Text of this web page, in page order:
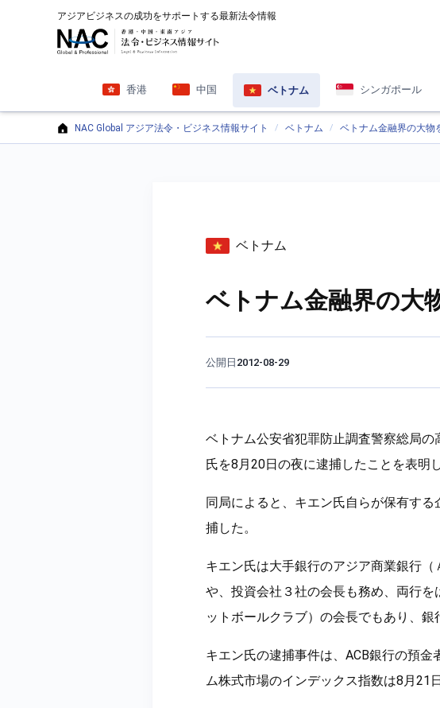
アジアビジネスの成功をサポートする最新法令情報
香港 中国 ベトナム シンガポール
NAC Global アジア法令・ビジネス情報サイト ベトナム ベトナム金融界の大物
ベトナム
ベトナム金融界の大
公開日 2012-08-29
ベトナム公安省犯罪防止調査警察総局
氏を8月20日の夜に逮捕したことを表明し
同局によると、キエン氏自らが保有す
捕した。
キエン氏は大手銀行のアジア商業銀行
や、投資会社３社の会長も務め、両行
ットボールクラブ）の会長でもあり、銀
キエン氏の逮捕事件は、ACB銀行の預
ム株式市場のインデックス指数は8月21